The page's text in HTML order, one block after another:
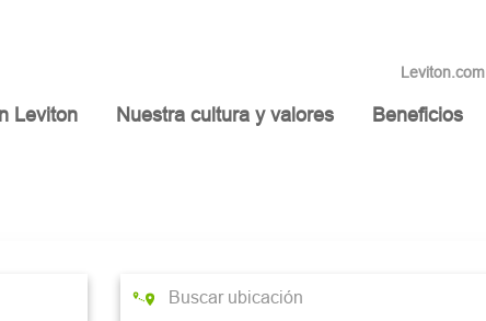
Leviton.com
Leviton Nuestra cultura y valores Beneficios